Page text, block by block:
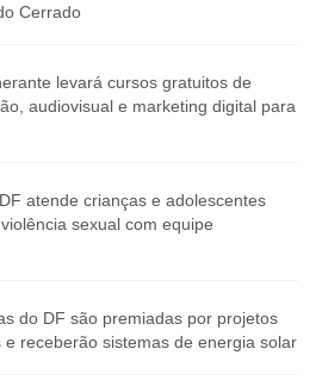
Cerrado
levará cursos gratuitos de
audiovisual e marketing digital para
atende crianças e adolescentes
sexual com equipe
do DF são premiadas por projetos
e receberão sistemas de energia solar